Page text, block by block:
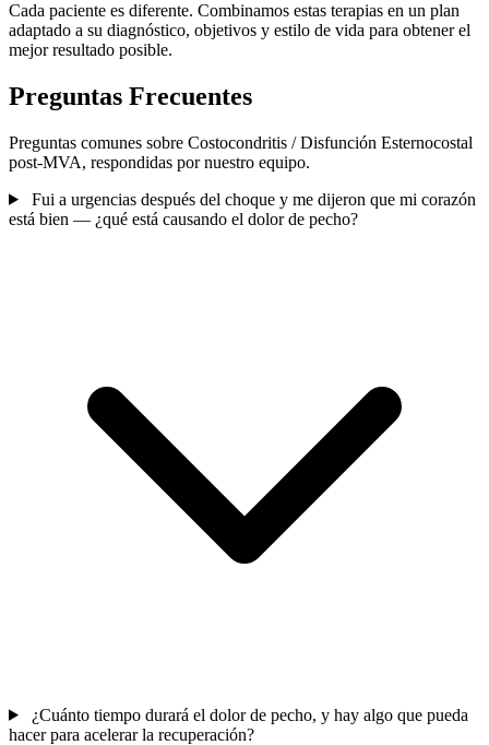
Cada paciente es diferente. Combinamos estas terapias en un plan
adaptado a su diagnóstico, objetivos y estilo de vida para obtener el
mejor resultado posible.
Preguntas Frecuentes
Preguntas comunes sobre Costocondritis / Disfunción Esternocostal
post-MVA, respondidas por nuestro equipo.
Fui a urgencias después del choque y me dijeron que mi corazón
está bien — ¿qué está causando el dolor de pecho?
¿Cuánto tiempo durará el dolor de pecho, y hay algo que pueda
hacer para acelerar la recuperación?